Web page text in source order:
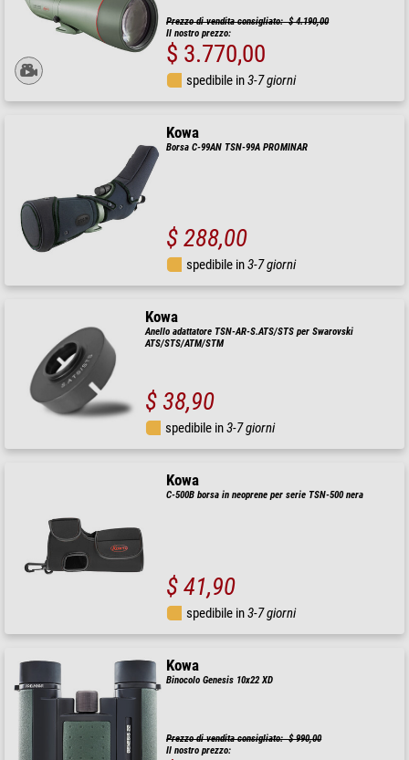
Prezzo di vendita consigliato: $ 4.190,00
Il nostro prezzo:
$ 3.770,00
spedibile in3-7 giorni
Kowa
Borsa C-99AN TSN-99A PROMINAR
$ 288,00
spedibile in3-7 giorni
Kowa
Anello adattatore TSN-AR-S.ATS/STS per Swarovski
ATS/STS/ATM/STM
$ 38,90
spedibile in3-7 giorni
Kowa
C-500B borsa in neoprene per serie TSN-500 nera
$ 41,90
spedibile in3-7 giorni
Kowa
Binocolo Genesis 10x22 XD
Prezzo di vendita consigliato: $ 990,00
Il nostro prezzo: